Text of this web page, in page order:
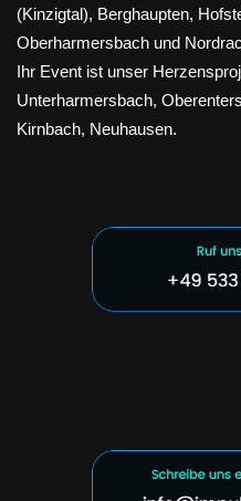
(Kinzigtal), Berghaupten,
Oberharmersbach und
Ihr Event ist unser
Unterharmersbach,
Kirnbach, Neuhausen.